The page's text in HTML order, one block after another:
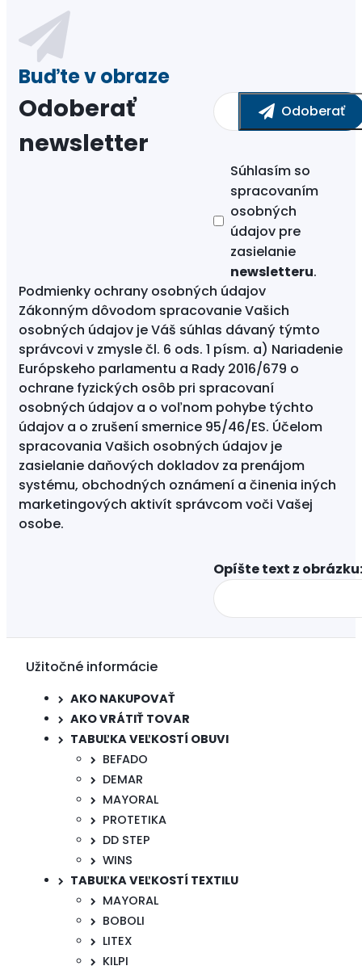
Odoberať
newsletter
Súhlasím so
spracovaním
osobných
údajov pre
zasielanie
newsletteru.
Podmienky ochrany osobných údajov
Zákonným dôvodom spracovanie Vašich
osobných údajov je Váš súhlas dávaný týmto
správcovi v zmysle čl. 6 ods. 1 písm. a) Nariadenie
Európskeho parlamentu a Rady 2016/679 o
ochrane fyzických osôb pri spracovaní
osobných údajov a o voľnom pohybe týchto
údajov a o zrušení smernice 95/46/ES. Účelom
spracovania Vašich osobných údajov je
zasielanie daňových dokladov za prenájom
systému, obchodných oznámení a činenia iných
marketingových aktivít správcom voči Vašej
osobe.
Opíšte text z
Užitočné informácie
AKO NAKUPOVAŤ
AKO VRÁTIŤ TOVAR
TABUĽKA VEĽKOSTÍ OBUVI
BEFADO
DEMAR
MAYORAL
PROTETIKA
DD STEP
WINS
TABUĽKA VEĽKOSTÍ TEXTILU
MAYORAL
BOBOLI
LITEX
KILPI